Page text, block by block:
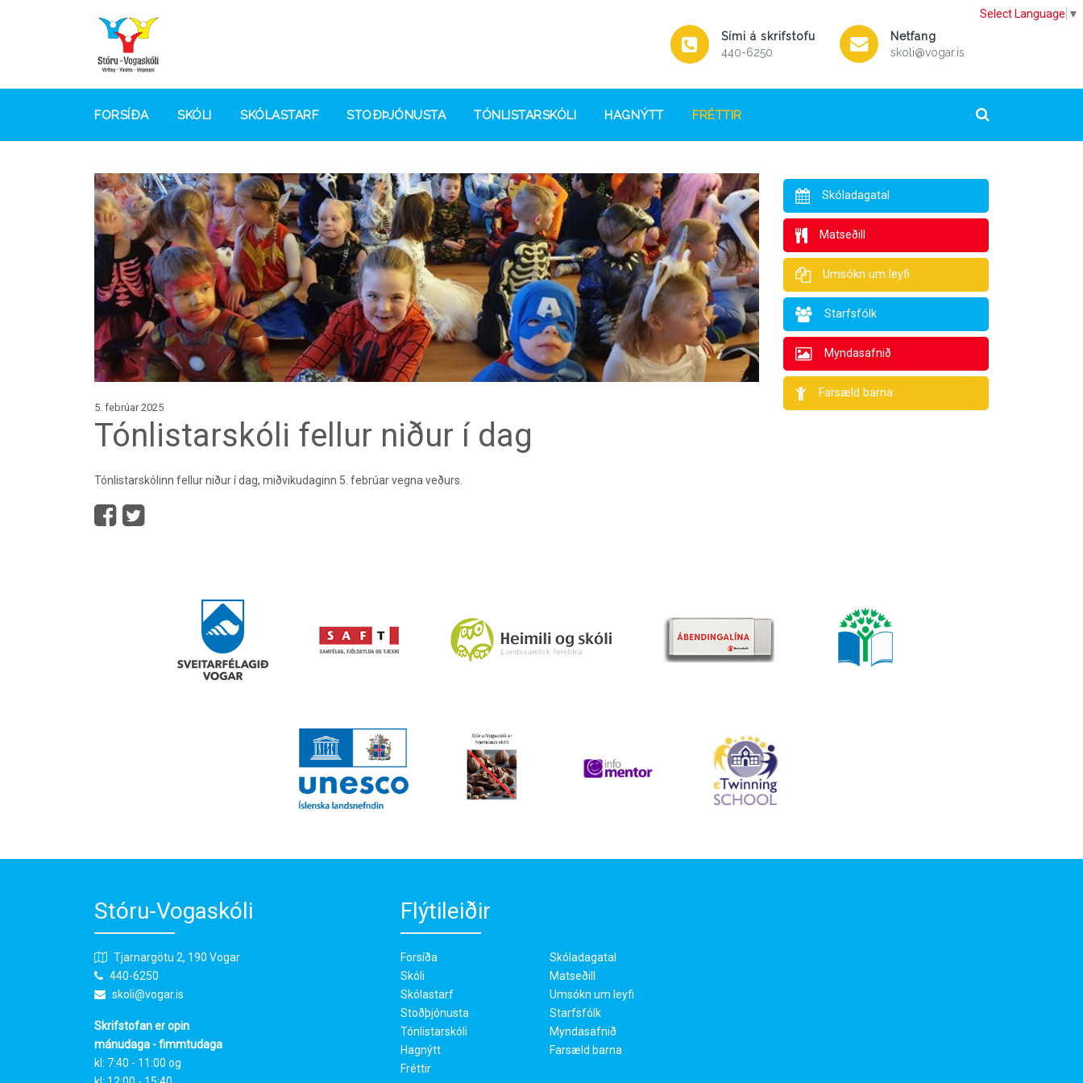
Select Language ▼
Sími á skrifstofu
440-6250
Netfang
skoli@vogar.is
FORSÍÐA SKÓLI SKÓLASTARF STOÐÞJÓNUSTA TÓNLISTARSKÓLI HAGNÝTT FRÉTTIR
5. febrúar 2025
Tónlistarskóli fellur niður í dag
Tónlistarskólinn fellur niður í dag, miðvikudaginn 5. febrúar vegna veðurs.
Skóladagatal
Matseðill
Umsókn um leyfi
Starfsfólk
Myndasafnið
Farsæld barna
Stóru-Vogaskóli
Tjarnargötu 2, 190 Vogar
440-6250
skoli@vogar.is
Skrifstofan er opin
mánudaga - fimmtudaga
kl: 7:40 - 11:00 og
Flýtileiðir
Forsíða
Skóli
Skólastarf
Stoðþjónusta
Tónlistarskóli
Hagnýtt
Fréttir
Skóladagatal
Matseðill
Umsókn um leyfi
Starfsfólk
Myndasafnið
Farsæld barna